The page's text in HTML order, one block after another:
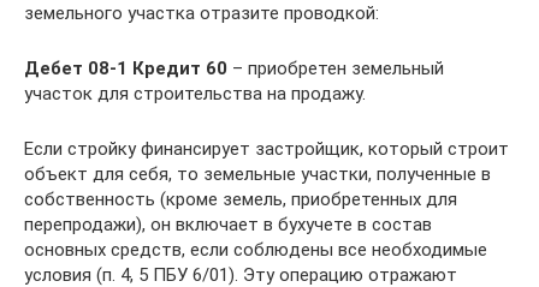
земельного участка отразите проводкой:
Дебет 08-1 Кредит 60 – приобретен земельный
участок для строительства на продажу.
Если стройку финансирует застройщик, который строит
объект для себя, то земельные участки, полученные в
собственность (кроме земель, приобретенных для
перепродажи), он включает в бухучете в состав
основных средств, если соблюдены все необходимые
условия (п. 4, 5 ПБУ 6/01). Эту операцию отражают